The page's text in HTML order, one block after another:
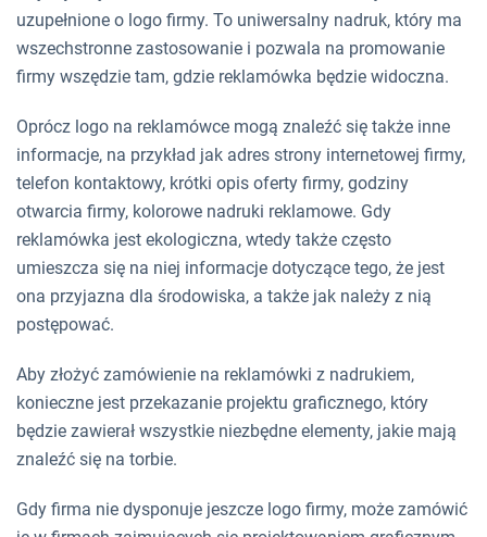
uzupełnione o logo firmy. To uniwersalny nadruk, który ma
wszechstronne zastosowanie i pozwala na promowanie
firmy wszędzie tam, gdzie reklamówka będzie widoczna.
Oprócz logo na reklamówce mogą znaleźć się także inne
informacje, na przykład jak adres strony internetowej firmy,
telefon kontaktowy, krótki opis oferty firmy, godziny
otwarcia firmy, kolorowe nadruki reklamowe. Gdy
reklamówka jest ekologiczna, wtedy także często
umieszcza się na niej informacje dotyczące tego, że jest
ona przyjazna dla środowiska, a także jak należy z nią
postępować.
Aby złożyć zamówienie na reklamówki z nadrukiem,
konieczne jest przekazanie projektu graficznego, który
będzie zawierał wszystkie niezbędne elementy, jakie mają
znaleźć się na torbie.
Gdy firma nie dysponuje jeszcze logo firmy, może zamówić